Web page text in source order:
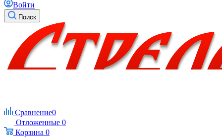
Войти
Поиск
Сравнение0
Отложенные 0
Корзина 0